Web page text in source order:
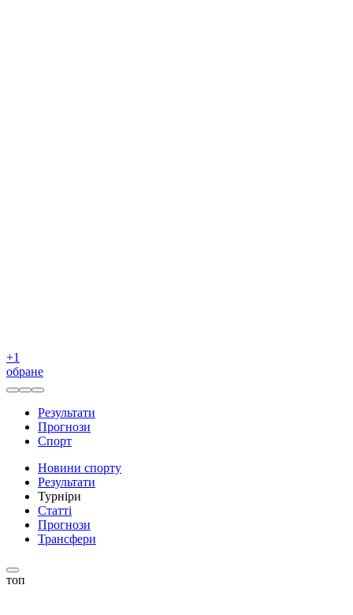
+1
обране
Результати
Прогнози
Спорт
Новини спорту
Результати
Турніри
Статті
Прогнози
Трансфери
топ